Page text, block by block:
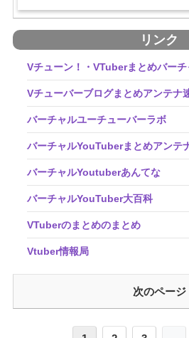
リンク
Vチューン！・VTuberまとめバー
Vチューバーブログまとめアンテナ
バーチャルユーチューバーラボ
バーチャルYouTuberまとめアンテ
バーチャルYoutuberあんてな
バーチャルYouTuber大百科
VTuberのまとめのまとめ
Vtuber情報局
次のページ